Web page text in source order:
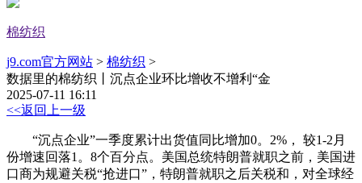
棉纺织
j9.com官方网站 > 棉纺织 >
数据里的棉纺织丨沉点企业环比增收不增利“金
2025-07-11 16:11
<<返回上一级
“沉点企业”一季度累计出货值同比增加0。2%， 较1-2月
份增速回落1。8个百分点。美国总统特朗普就职之前，美国进
口商为规避关税“抢进口”，特朗普就职之后关税和，对全球经